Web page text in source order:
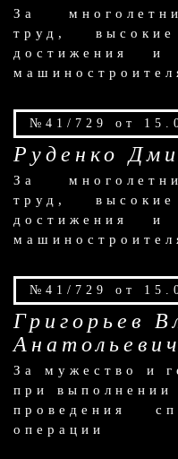
За
труд, высокие
достижения
№41/729 от
Руденко
За
труд, высокие
достижения
№41/729 от
Григорьев
Анатольевич
За мужество и
при выполнении
проведения
операции